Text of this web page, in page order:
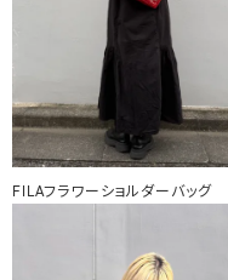
FILAフラワーショルダーバッグ